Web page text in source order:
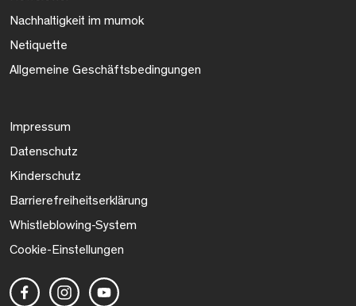
Nachhaltigkeit im mumok
Netiquette
Allgemeine Geschäftsbedingungen
Impressum
Datenschutz
Kinderschutz
Barrierefreiheitserklärung
Whistleblowing-System
Cookie-Einstellungen